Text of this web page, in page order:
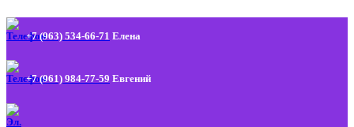
+7 (963) 534-66-71 Елена
+7 (961) 984-77-59 Евгений